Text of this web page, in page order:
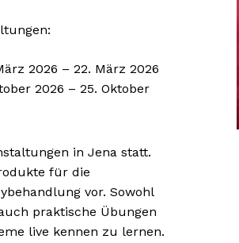
2026 – 22. März 2026
2026 – 25. Oktober
in Jena statt.
für die
vor. Sowohl
praktische Übungen
live kennen zu lernen.